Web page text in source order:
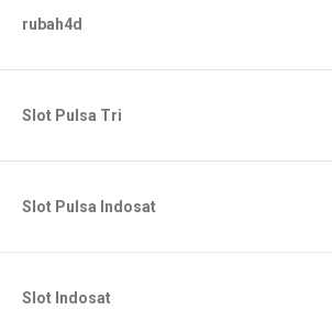
rubah4d
Slot Pulsa Tri
Slot Pulsa Indosat
Slot Indosat